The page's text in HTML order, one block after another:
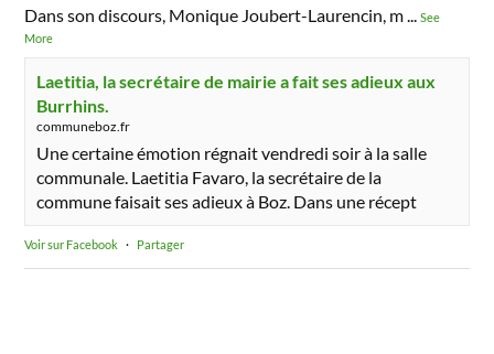
Dans son discours, Monique Joubert-Laurencin, m...See
More
Laetitia, la secrétaire de mairie a fait ses adieux aux
Burrhins.
communeboz.fr
Une certaine émotion régnait vendredi soir à la salle
communale. Laetitia Favaro, la secrétaire de la
commune faisait ses adieux à Boz. Dans une récept
Voir sur Facebook · Partager